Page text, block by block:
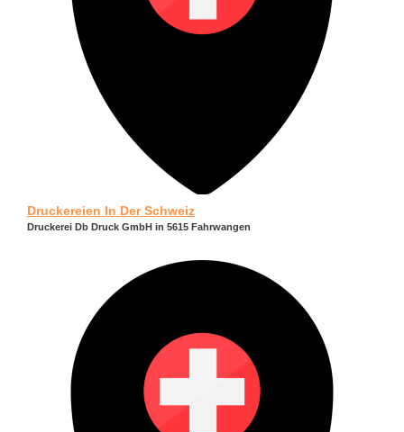
Druckereien In Der Schweiz
Druckerei Db Druck GmbH in 5615 Fahrwangen